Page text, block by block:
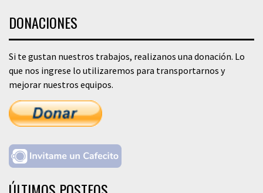
DONACIONES
Si te gustan nuestros trabajos, realizanos una donación. Lo
que nos ingrese lo utilizaremos para transportarnos y
mejorar nuestros equipos.